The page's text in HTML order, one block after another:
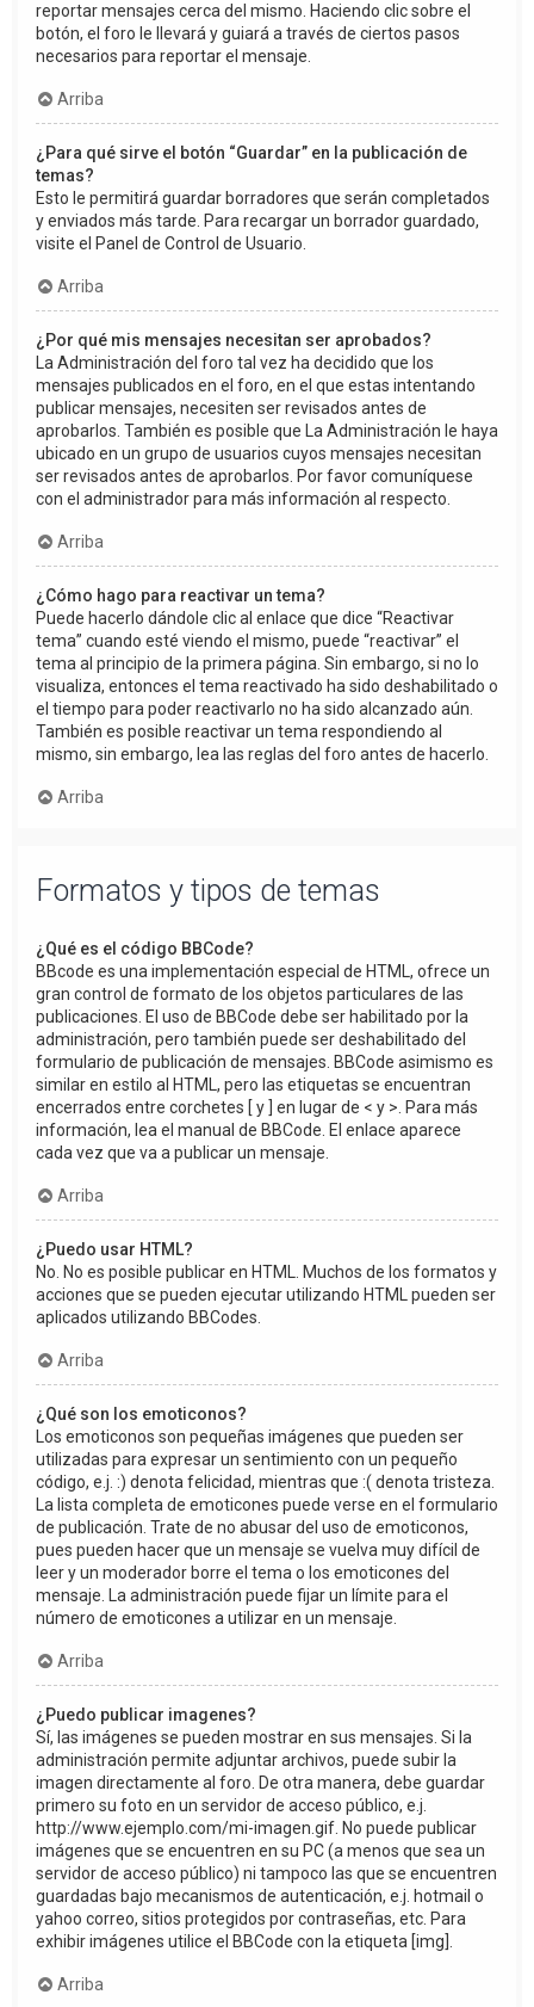
reportar mensajes cerca del mismo. Haciendo clic sobre el
botón, el foro le llevará y guiará a través de ciertos pasos
necesarios para reportar el mensaje.
Arriba
¿Para qué sirve el botón “Guardar” en la publicación de
temas?
Esto le permitirá guardar borradores que serán completados
y enviados más tarde. Para recargar un borrador guardado,
visite el Panel de Control de Usuario.
Arriba
¿Por qué mis mensajes necesitan ser aprobados?
La Administración del foro tal vez ha decidido que los
mensajes publicados en el foro, en el que estas intentando
publicar mensajes, necesiten ser revisados antes de
aprobarlos. También es posible que La Administración le haya
ubicado en un grupo de usuarios cuyos mensajes necesitan
ser revisados antes de aprobarlos. Por favor comuníquese
con el administrador para más información al respecto.
Arriba
¿Cómo hago para reactivar un tema?
Puede hacerlo dándole clic al enlace que dice “Reactivar
tema” cuando esté viendo el mismo, puede “reactivar” el
tema al principio de la primera página. Sin embargo, si no lo
visualiza, entonces el tema reactivado ha sido deshabilitado o
el tiempo para poder reactivarlo no ha sido alcanzado aún.
También es posible reactivar un tema respondiendo al
mismo, sin embargo, lea las reglas del foro antes de hacerlo.
Arriba
Formatos y tipos de temas
¿Qué es el código BBCode?
BBcode es una implementación especial de HTML, ofrece un
gran control de formato de los objetos particulares de las
publicaciones. El uso de BBCode debe ser habilitado por la
administración, pero también puede ser deshabilitado del
formulario de publicación de mensajes. BBCode asimismo es
similar en estilo al HTML, pero las etiquetas se encuentran
encerrados entre corchetes [ y ] en lugar de < y >. Para más
información, lea el manual de BBCode. El enlace aparece
cada vez que va a publicar un mensaje.
Arriba
¿Puedo usar HTML?
No. No es posible publicar en HTML. Muchos de los formatos y
acciones que se pueden ejecutar utilizando HTML pueden ser
aplicados utilizando BBCodes.
Arriba
¿Qué son los emoticonos?
Los emoticonos son pequeñas imágenes que pueden ser
utilizadas para expresar un sentimiento con un pequeño
código, e.j. :) denota felicidad, mientras que :( denota tristeza.
La lista completa de emoticones puede verse en el formulario
de publicación. Trate de no abusar del uso de emoticonos,
pues pueden hacer que un mensaje se vuelva muy difícil de
leer y un moderador borre el tema o los emoticones del
mensaje. La administración puede fijar un límite para el
número de emoticones a utilizar en un mensaje.
Arriba
¿Puedo publicar imagenes?
Sí, las imágenes se pueden mostrar en sus mensajes. Si la
administración permite adjuntar archivos, puede subir la
imagen directamente al foro. De otra manera, debe guardar
primero su foto en un servidor de acceso público, e.j.
http://www.ejemplo.com/mi-imagen.gif. No puede publicar
imágenes que se encuentren en su PC (a menos que sea un
servidor de acceso público) ni tampoco las que se encuentren
guardadas bajo mecanismos de autenticación, e.j. hotmail o
yahoo correo, sitios protegidos por contraseñas, etc. Para
exhibir imágenes utilice el BBCode con la etiqueta [img].
Arriba